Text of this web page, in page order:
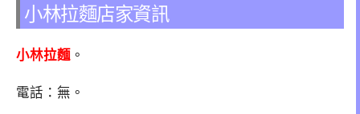
小林拉麵店家資訊
小林拉麵 。
電話：無。